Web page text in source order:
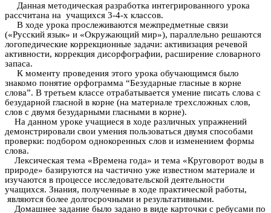
Данная методическая разработка интегрированного урока
рассчитана на учащихся 3-4-х классов.
В ходе урока прослеживаются межпредметные связи
(«Русский язык» и «Окружающий мир»), параллельно решаются
логопедические коррекционные задачи: активизация речевой
активности, коррекция дисорфографии, расширение словарного
запаса.
К моменту проведения этого урока обучающимся было
знакомо понятие орфограмма “Безударные гласные в корне
слова”. В третьем классе отрабатывается умение писать слова с
безударной гласной в корне (на материале трехсложных слов,
слов с двумя безударными гласными в корне).
На данном уроке учащиеся в ходе различных упражнений
демонстрировали свои умения пользоваться двумя способами
проверки: подбором однокоренных слов и изменением формы
слова.
Лексическая тема «Времена года» и тема «Круговорот воды в
природе» базируются на частично уже известном материале и
изучаются в процессе исследовательской деятельности
учащихся. Знания, полученные в ходе практической работы,
являются более долгосрочными и результативными.
Домашнее задание было задано в виде карточки с ребусами по